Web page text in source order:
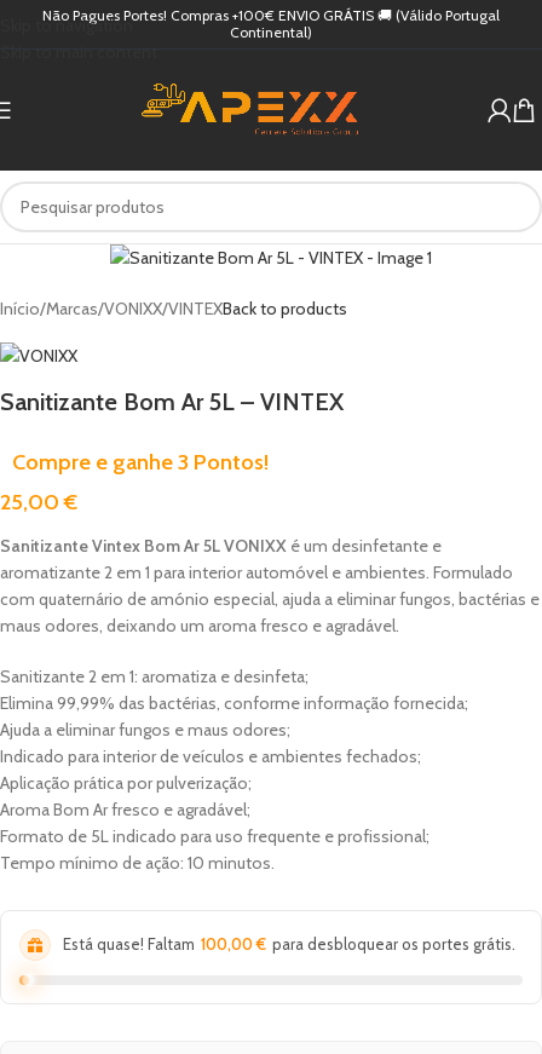
Skip to navigation
Não Pagues Portes! Compras +100€ ENVIO GRÁTIS 🚚 (Válido Portugal
Continental)
Início/Marcas/VONIXX/VINTEXBack to products
Sanitizante Bom Ar 5L – VINTEX
Compre e ganhe 3 Pontos!
25,00€
Sanitizante Vintex Bom Ar 5L VONIXX é um desinfetante e
aromatizante 2 em 1 para interior automóvel e ambientes. Formulado
com quaternário de amónio especial, ajuda a eliminar fungos, bactérias e
maus odores, deixando um aroma fresco e agradável.
Sanitizante 2 em 1: aromatiza e desinfeta;
Elimina 99,99% das bactérias, conforme informação fornecida;
Ajuda a eliminar fungos e maus odores;
Indicado para interior de veículos e ambientes fechados;
Aplicação prática por pulverização;
Aroma Bom Ar fresco e agradável;
Formato de 5L indicado para uso frequente e profissional;
Tempo mínimo de ação: 10 minutos.
Está quase! Faltam 100,00€ para desbloquear os portes grátis.